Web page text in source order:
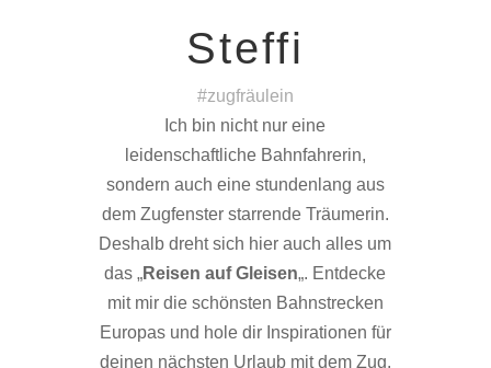
Steffi
#zugfräulein
Ich bin nicht nur eine
leidenschaftliche Bahnfahrerin,
sondern auch eine stundenlang aus
dem Zugfenster starrende Träumerin.
Deshalb dreht sich hier auch alles um
das „Reisen auf Gleisen„. Entdecke
mit mir die schönsten Bahnstrecken
Europas und hole dir Inspirationen für
deinen nächsten Urlaub mit dem Zug.